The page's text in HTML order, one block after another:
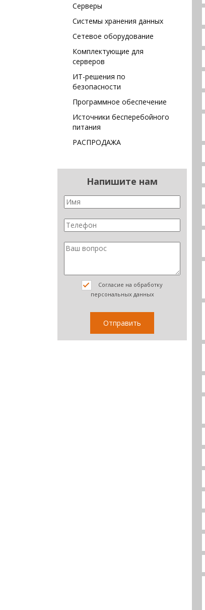
Серверы
Системы хранения данных
Сетевое оборудование
Комплектующие для
серверов
ИТ-решения по
безопасности
Программное обеспечение
Источники бесперебойного
питания
РАСПРОДАЖА
Напишите нам
Согласие на обработку
персональных данных